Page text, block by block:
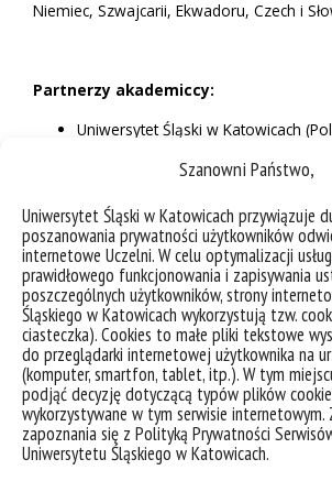
Szanowni Państwo,
Uniwersytet Śląski w Katowicach przywiązuje
poszanowania prywatności użytkowników
internetowe Uczelni. W celu optymalizacji
prawidłowego funkcjonowania i zapisywania
poszczególnych użytkowników, strony
Śląskiego w Katowicach wykorzystują tzw.
ciasteczka). Cookies to małe pliki tekstowe
do przeglądarki internetowej użytkownika na
(komputer, smartfon, tablet, itp.). W tym
podjąć decyzję dotyczącą typów plików
wykorzystywane w tym serwisie internetowym.
zapoznania się z Polityką Prywatności
Uniwersytetu Śląskiego w Katowicach.
Niemiec, Szwajcarii, Ekwadoru, Czech i
Partnerzy akademiccy:
Uniwersytet Śląski w Katowicach
University of Primorska (Słowenia),
Czech Academy of Sciences
Slovak Academy of Sciences
Zeppelin University (Niemcy),
Institute of Social Sciences and
(Macedonia Północna),
Universidad de las Artes (Ekwador),
Simon Fraser University (Kanada).
Partnerzy nieakademiccy:
Galeria Arsenał w Białymstoku